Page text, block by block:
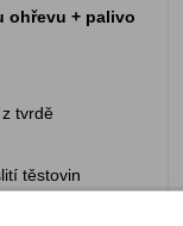
ohřevu + palivo
tvrdě
těstovin